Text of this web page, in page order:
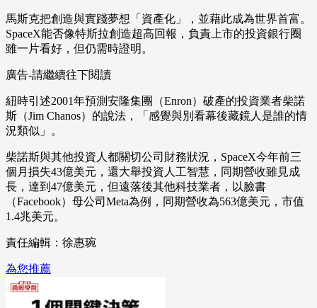
馬斯克把創造與實踐夢想「資產化」，並藉此成為世界首富。
SpaceX能否像特斯拉創造超高回報，負責上市的投資銀行圈
雖一片看好，但仍需時證明。
廣告-請繼續往下閱讀
紐時引述2001年預測安隆集團（Enron）破產的投資業者柴諾
斯（Jim Chanos）的說法，「感覺與別看幕後藏鏡人是誰的情
況類似」。
柴諾斯與其他投資人都關切公司財務狀況，SpaceX今年前三
個月損失43億美元，還大舉投資人工智慧，同期營收雖見成
長，達到47億美元，但遠落後其他科技業者，以臉書
（Facebook）母公司Meta為例，同期營收為563億美元，市值
1.4兆美元。
責任編輯：徐惠琬
為您推薦